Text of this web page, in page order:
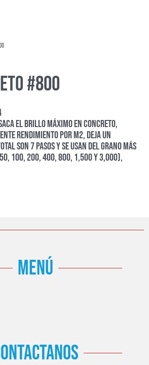
#800
el brillo máximo en concreto,
rendimiento por m2, deja un
son 7 pasos y se usan del grano más
100, 200, 400, 800, 1,500 y 3,000),
menú